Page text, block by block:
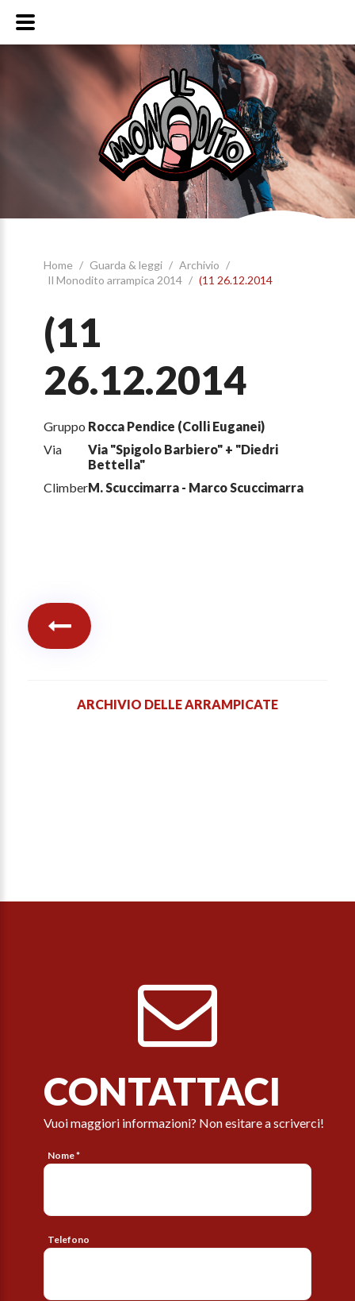
Home / Guarda & leggi / Archivio /
Il Monodito arrampica 2014 / (11 26.12.2014
(11
26.12.2014
Gruppo Rocca Pendice (Colli Euganei)
Via
Via "Spigolo Barbiero" + "Diedri
Bettella"
ClimberM. Scuccimarra - Marco Scuccimarra
ARCHIVIO DELLE ARRAMPICATE
CONTATTACI
Vuoi maggiori informazioni? Non esitare a scriverci!
Nome *
Telefono